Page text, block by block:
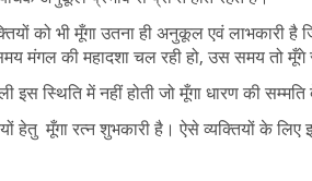
को भी मूँगा उतना ही अनुकूल एवं लाभकारी
मंगल की महादशा चल रही हो, उस समय तो
इस स्थिति में नहीं होती जो मूँगा धारण की
हेतु मूँगा रत्न शुभकारी है। ऐसे व्यक्तियों के